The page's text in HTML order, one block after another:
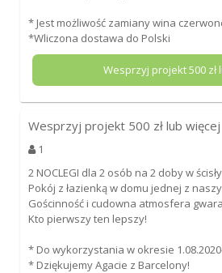
* Jest możliwość zamiany wina
*Wliczona dostawa do Polski
Wesprzyj projekt500zł
Wesprzyj projekt 500 zł lub więcej
1
2 NOCLEGI dla 2 osób na 2 doby w
Pokój z łazienką w domu jednej z
Gościnność i cudowna atmosfera
Kto pierwszy ten lepszy!
* Do wykorzystania w okresie
* Dziękujemy Agacie z Barcelony!